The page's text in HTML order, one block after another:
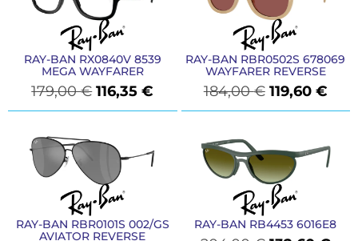
RAY-BAN RX0840V 8539
MEGA WAYFARER
179,00€ 116,35€
RAY-BAN RBR0502S 678069
WAYFARER REVERSE
184,00€ 119,60 €
RAY-BAN RBR0101S 002/GS
AVIATOR REVERSE
RAY-BAN RB4453 6016E8